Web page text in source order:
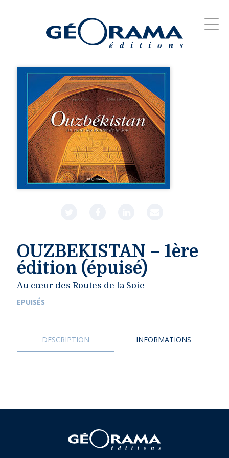
OUZBEKISTAN – 1ère
édition (épuisé)
Au cœur des Routes de la Soie
EPUISÉS
DESCRIPTION INFORMATIONS